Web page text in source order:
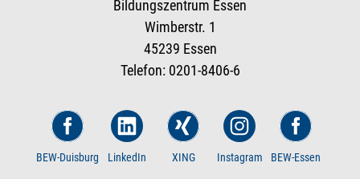
Bildungszentrum Essen
Wimberstr. 1
45239 Essen
Telefon: 0201-8406-6
BEW-Duisburg LinkedIn XING Instagram BEW-Essen